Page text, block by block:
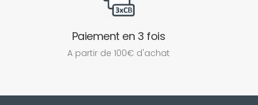
Paiement en 3 fois
A partir de 100€ d'achat